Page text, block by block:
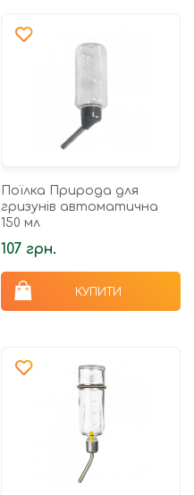
Поїлка Природа для
гризунів автоматична
150 мл
107 грн.
КУПИТИ